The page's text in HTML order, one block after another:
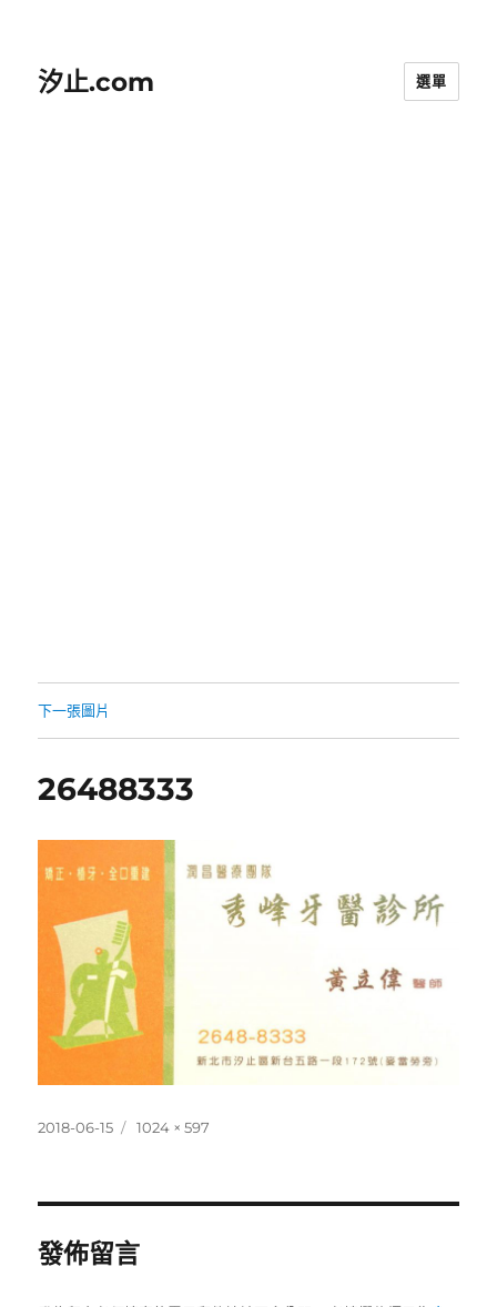
汐止.com 選單
下一張圖片
26488333
發
2018-06-15
完
1024 × 597
發佈留言